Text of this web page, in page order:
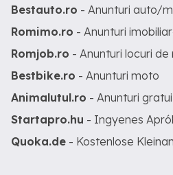
Bestauto.ro - Anunturi auto/
Romimo.ro - Anunturi
Romjob.ro - Anunturi locuri de
Bestbike.ro - Anunturi moto
Animalutul.ro - Anunturi
Startapro.hu - Ingyenes
Quoka.de - Kostenlose